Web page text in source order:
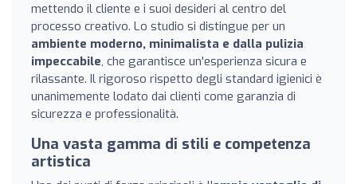
mettendo il cliente e i suoi desideri al centro del
processo creativo. Lo studio si distingue per un
ambiente moderno, minimalista e dalla pulizia
impeccabile, che garantisce un'esperienza sicura e
rilassante. Il rigoroso rispetto degli standard igienici è
unanimemente lodato dai clienti come garanzia di
sicurezza e professionalità.
Una vasta gamma di stili e competenza
artistica